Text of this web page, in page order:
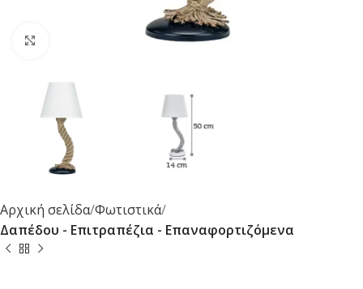
Κλικ για μεγέθυνση
Αρχική σελίδα Φωτιστικά
Δαπέδου - Επιτραπέζια - Επαναφορτιζόμενα